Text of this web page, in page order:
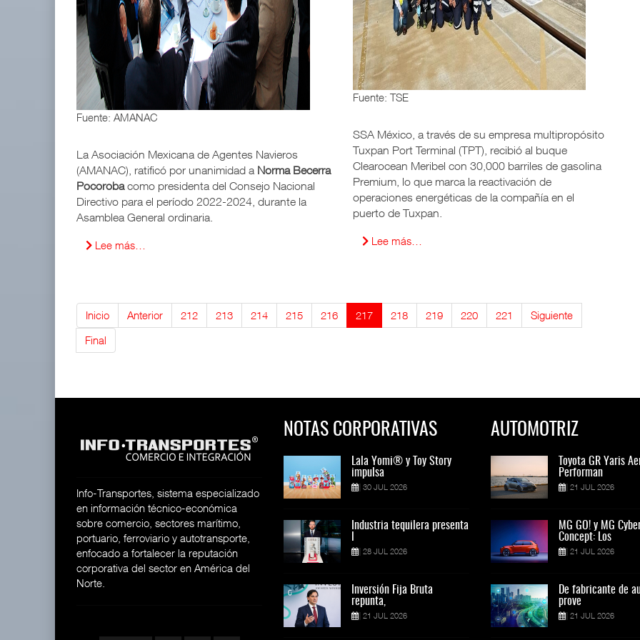
Fuente: AMANAC
La Asociación Mexicana de Agentes Navieros
(AMANAC), ratificó por unanimidad a Norma Becerra
Pocorobacomo presidenta del Consejo Nacional
Directivo para el período 2022-2024, durante la
Asamblea General ordinaria.
Lee más…
Fuente: TSE
SSA México, a través de su empresa multipropósito
Tuxpan Port Terminal (TPT), recibió al buque
Clearocean Meribel con 30,000 barriles de gasolina
Premium, lo que marca la reactivación de
operaciones energéticas de la compañía en el
puerto de Tuxpan.
Lee más…
Inicio Anterior 212 213 214 215 216 217 218 219 220 221
Siguiente
Final
Info-Transportes, sistema especializado
en información técnico-económica
sobre comercio, sectores marítimo,
portuario, ferroviario y autotransporte,
enfocado a fortalecer la reputación
corporativa del sector en América del
Norte.
NOTAS CORPORATIVAS
Lala Yomi® y Toy Story
Industria tequilera presenta
l
28 JUL 2026
Lala Yomi® y Toy Story
impulsa
30 JUL 2026
Industria tequilera presenta
28 JUL 2026
Inversión Fija Bruta
repunta,
21 JUL 2026
Lala Yomi® y Toy
impulsa
30 JUL 2026
Industria tequilera
28 JUL 2026
Inversión Fija Bruta
repunta,
21 JUL 2026
AUTOMOTRIZ
Toyota GR Yaris Aero
MG GO! y MG Cyber
Concept: Los
21 JUL 2026
Toyota GR Yaris Aero
Performan
21 JUL 2026
MG GO! y MG Cyber
21 JUL 2026
De fabricante de autos a
prove
21 JUL 2026
Toyota GR Yaris
Performan
21 JUL 2026
MG GO! y MG
Concept: Los
21 JUL 2026
De fabricante de
prove
21 JUL 2026